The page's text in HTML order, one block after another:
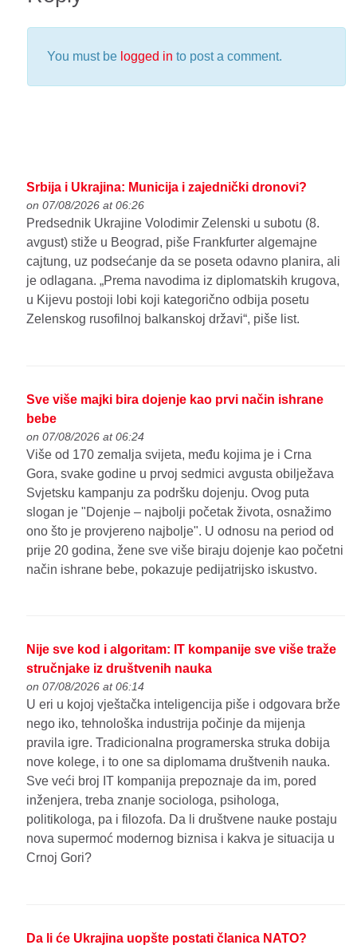
You must be logged in to post a comment.
Srbija i Ukrajina: Municija i zajednički dronovi?
on 07/08/2026 at 06:26
Predsednik Ukrajine Volodimir Zelenski u subotu (8.
avgust) stiže u Beograd, piše Frankfurter algemajne
cajtung, uz podsećanje da se poseta odavno planira, ali
je odlagana. „Prema navodima iz diplomatskih krugova,
u Kijevu postoji lobi koji kategorično odbija posetu
Zelenskog rusofilnoj balkanskoj državi“, piše list.
Sve više majki bira dojenje kao prvi način ishrane
bebe
on 07/08/2026 at 06:24
Više od 170 zemalja svijeta, među kojima je i Crna
Gora, svake godine u prvoj sedmici avgusta obilježava
Svjetsku kampanju za podršku dojenju. Ovog puta
slogan je "Dojenje – najbolji početak života, osnažimo
ono što je provjereno najbolje". U odnosu na period od
prije 20 godina, žene sve više biraju dojenje kao početni
način ishrane bebe, pokazuje pedijatrijsko iskustvo.
Nije sve kod i algoritam: IT kompanije sve više traže
stručnjake iz društvenih nauka
on 07/08/2026 at 06:14
U eri u kojoj vještačka inteligencija piše i odgovara brže
nego iko, tehnološka industrija počinje da mijenja
pravila igre. Tradicionalna programerska struka dobija
nove kolege, i to one sa diplomama društvenih nauka.
Sve veći broj IT kompanija prepoznaje da im, pored
inženjera, treba znanje sociologa, psihologa,
politikologa, pa i filozofa. Da li društvene nauke postaju
nova supermoć modernog biznisa i kakva je situacija u
Crnoj Gori?
Da li će Ukrajina uopšte postati članica NATO?